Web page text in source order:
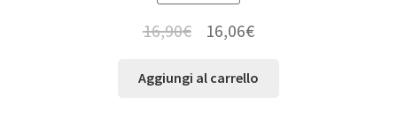
16,90€ 16,06€
Aggiungi al carrello